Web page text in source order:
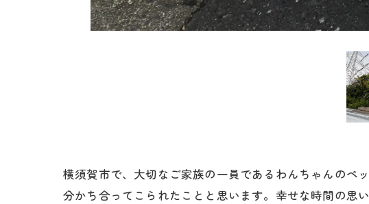
横須賀市で、大切なご家族の一員であるわんちゃんのペ
分かち合ってこられたことと思います。幸せな時間の思